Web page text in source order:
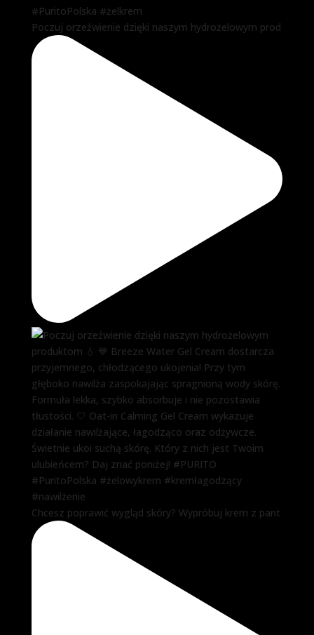
Poczuj orzeźwienie dzięki naszym hydrożelowym prod
Chcesz poprawić wygląd skóry? Wypróbuj krem z pant